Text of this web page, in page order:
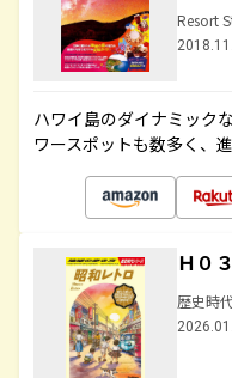
Resort
ハワイ島のダイナミック
ワースポットも数多く、
Ｈ０
歴史時代